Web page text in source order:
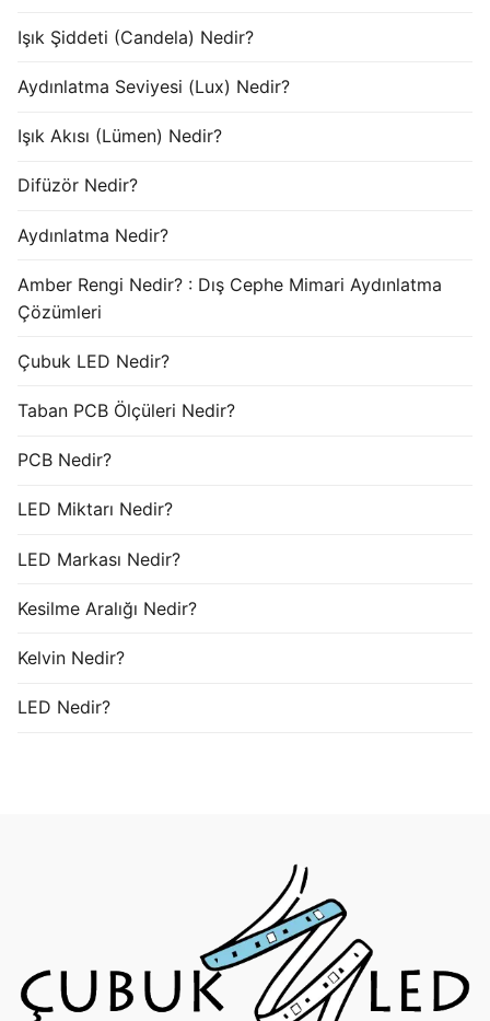
Işık Şiddeti (Candela) Nedir?
Aydınlatma Seviyesi (Lux) Nedir?
Işık Akısı (Lümen) Nedir?
Difüzör Nedir?
Aydınlatma Nedir?
Amber Rengi Nedir? : Dış Cephe Mimari Aydınlatma
Çözümleri
Çubuk LED Nedir?
Taban PCB Ölçüleri Nedir?
PCB Nedir?
LED Miktarı Nedir?
LED Markası Nedir?
Kesilme Aralığı Nedir?
Kelvin Nedir?
LED Nedir?